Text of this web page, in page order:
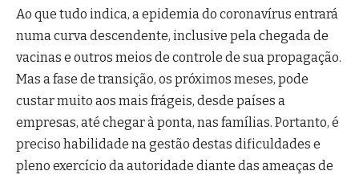
Ao que tudo indica, a epidemia do coronavírus entrará
numa curva descendente, inclusive pela chegada de
vacinas e outros meios de controle de sua propagação.
Mas a fase de transição, os próximos meses, pode
custar muito aos mais frágeis, desde países a
empresas, até chegar à ponta, nas famílias. Portanto, é
preciso habilidade na gestão destas dificuldades e
pleno exercício da autoridade diante das ameaças de